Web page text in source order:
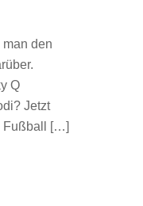
den
Q
Jetzt
Fußball […]